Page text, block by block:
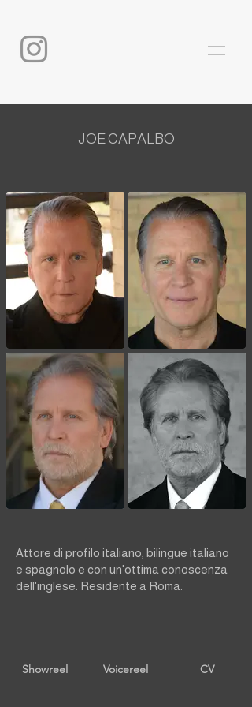
JOE CAPALBO
Attore di profilo italiano, bilingue italiano
e spagnolo e con un'ottima conoscenza
dell'inglese. Residente a Roma.
Showreel Voicereel CV